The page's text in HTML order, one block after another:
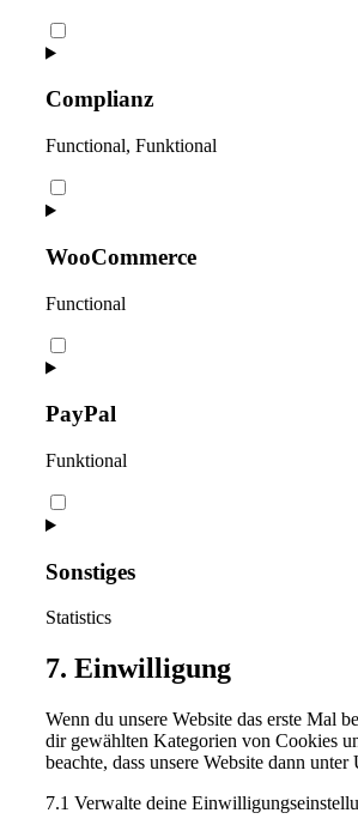
Consent
to
whatsapp
Complianz
Functional, Funktional
Consent
to
complianz
WooCommerce
Functional
Consent
to
woocommerce
PayPal
Funktional
Consent
to
paypal
Sonstiges
Statistics
Consent
to
sonstiges
7. Einwilligung
Wenn du unsere Website das erste Mal
dir gewählten Kategorien von Cookies
beachte, dass unsere Website dann
7.1 Verwalte deine